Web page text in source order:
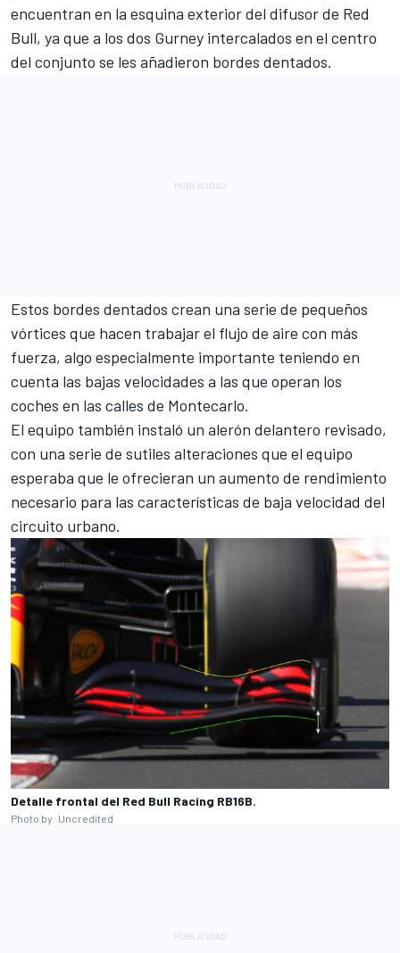
encuentran en la esquina exterior del difusor de Red
Bull, ya que a los dos Gurney intercalados en el centro
del conjunto se les añadieron bordes dentados.
Estos bordes dentados crean una serie de pequeños
vórtices que hacen trabajar el flujo de aire con más
fuerza, algo especialmente importante teniendo en
cuenta las bajas velocidades a las que operan los
coches en las calles de Montecarlo.
El equipo también instaló un alerón delantero revisado,
con una serie de sutiles alteraciones que el equipo
esperaba que le ofrecieran un aumento de rendimiento
necesario para las características de baja velocidad del
circuito urbano.
Detalle frontal del Red Bull Racing RB16B.
Photo by: Uncredited